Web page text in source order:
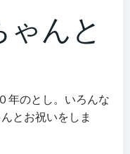
んと
年のとし。いろんな
とお祝いをしま